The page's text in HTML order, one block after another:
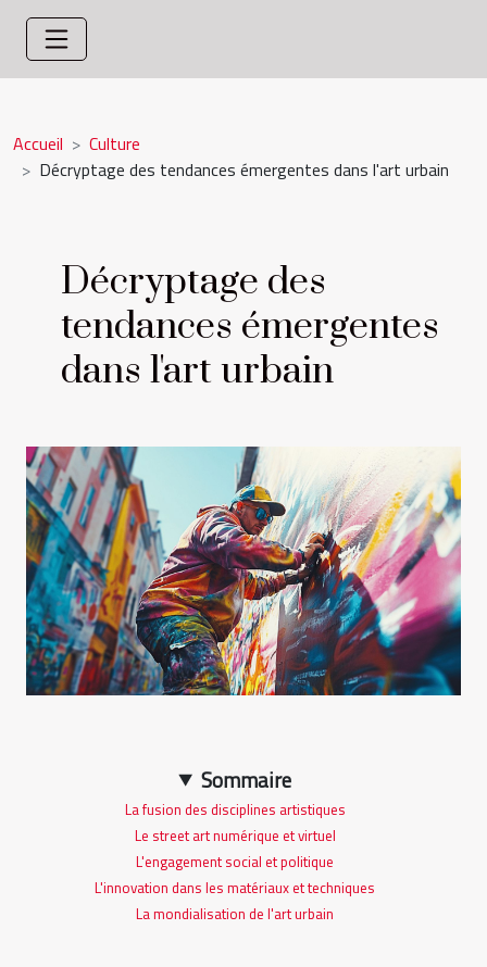
Accueil
Culture
Décryptage des tendances émergentes dans l'art urbain
Décryptage des
tendances émergentes
dans l'art urbain
Sommaire
La fusion des disciplines artistiques
Le street art numérique et virtuel
L'engagement social et politique
L'innovation dans les matériaux et techniques
La mondialisation de l'art urbain